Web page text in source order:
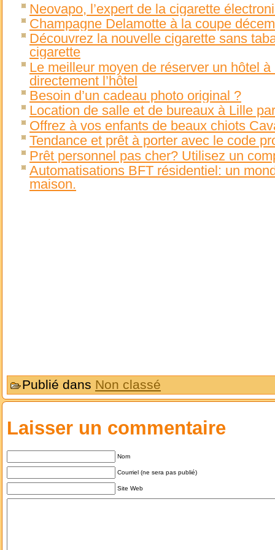
Neovapo, l’expert de la cigarette
Champagne Delamotte à la coupe
Découvrez la nouvelle cigarette sans
cigarette
Le meilleur moyen de réserver un hôtel à
directement l’hôtel
Besoin d’un cadeau photo original ?
Location de salle et de bureaux à Lille
Offrez à vos enfants de beaux chiots
Tendance et prêt à porter avec le code
Prêt personnel pas cher? Utilisez un
Automatisations BFT résidentiel: un
maison.
Publié dans Non classé
Laisser un commentaire
Nom
Courriel (ne sera pas publié)
Site Web